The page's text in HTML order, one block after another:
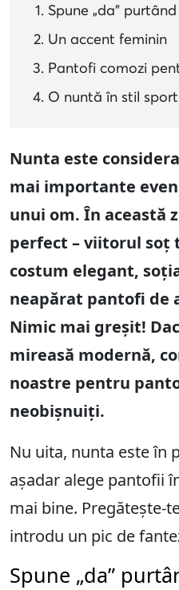
Spune „da”
Un accent feminin
Pantofi comozi
O nuntă în stil sport
Nunta este
mai importante
unui om. În această
perfect – viitorul soț
costum elegant,
neapărat pantofi de
Nimic mai greșit!
mireasă modernă,
noastre pentru
neobișnuiți.
Nu uita, nunta este în
așadar alege pantofii
mai bine. Pregătește-
introdu un pic de
Spune „da”